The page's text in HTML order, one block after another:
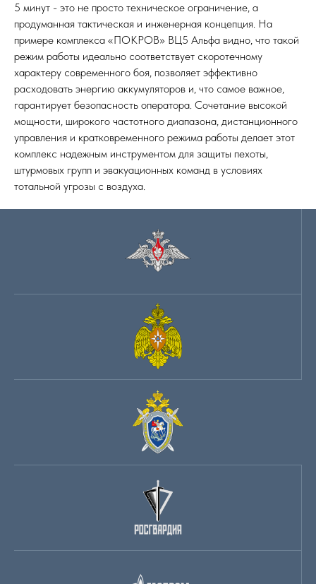
5 минут - это не просто техническое ограничение, а
продуманная тактическая и инженерная концепция. На
примере комплекса «ПОКРОВ» ВЦ5 Альфа видно, что такой
режим работы идеально соответствует скоротечному
характеру современного боя, позволяет эффективно
расходовать энергию аккумуляторов и, что самое важное,
гарантирует безопасность оператора. Сочетание высокой
мощности, широкого частотного диапазона, дистанционного
управления и кратковременного режима работы делает этот
комплекс надежным инструментом для защиты пехоты,
штурмовых групп и эвакуационных команд в условиях
тотальной угрозы с воздуха.